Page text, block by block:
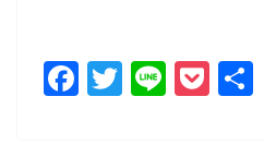
F T Li P